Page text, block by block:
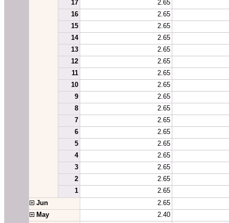
17
2.65
16
2.65
15
2.65
14
2.65
13
2.65
12
2.65
11
2.65
10
2.65
9
2.65
8
2.65
7
2.65
6
2.65
5
2.65
4
2.65
3
2.65
2
2.65
1
2.65
Jun
2.65
May
2.40